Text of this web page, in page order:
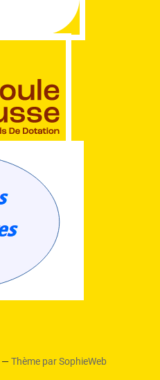
—Thème par SophieWeb